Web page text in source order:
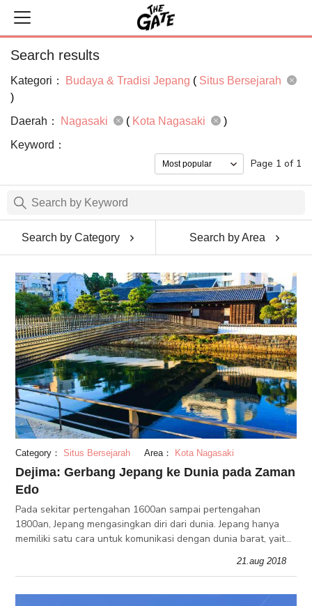
Search results
Kategori： Budaya & Tradisi Jepang ( Situs Bersejarah
)
Daerah：
Nagasaki ( Kota Nagasaki
)
Keyword：
Page 1 of 1
Search by Category Search by Area
Category： Situs Bersejarah Area： Kota Nagasaki
Dejima: Gerbang Jepang ke Dunia pada Zaman
Edo
Pada sekitar pertengahan 1600an sampai pertengahan
1800an, Jepang mengasingkan diri dari dunia. Jepang hanya
memiliki satu cara untuk komunikasi dengan dunia barat, yaitu
21.aug 2018